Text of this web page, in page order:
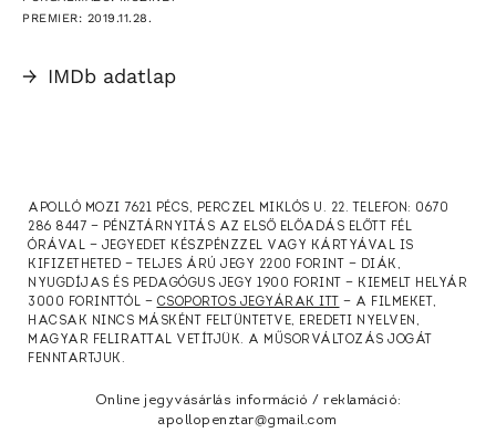
PREMIER: 2019.11.28.
→ IMDb adatlap
APOLLÓ MOZI 7621 PÉCS, PERCZEL MIKLÓS U. 22. TELEFON: 0670
286 8447 — PÉNZTÁRNYITÁS AZ ELSŐ ELŐADÁS ELŐTT FÉL
ÓRÁVAL — JEGYEDET KÉSZPÉNZZEL VAGY KÁRTYÁVAL IS
KIFIZETHETED — TELJES ÁRÚ JEGY 2200 FORINT — DIÁK,
NYUGDÍJAS ÉS PEDAGÓGUS JEGY 1900 FORINT — KIEMELT HELYÁR
3000 FORINTTÓL — CSOPORTOS JEGYÁRAK ITT
— A FILMEKET,
HACSAK NINCS MÁSKÉNT FELTÜNTETVE, EREDETI NYELVEN,
MAGYAR FELIRATTAL VETÍTJÜK. A MŰSORVÁLTOZÁS JOGÁT
FENNTARTJUK.
Online jegyvásárlás információ / reklamáció:
apollopenztar@gmail.com